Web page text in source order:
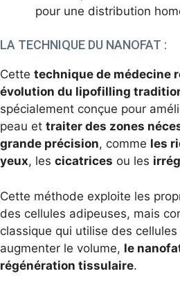
pour une distribution
LA TECHNIQUE DU NANOFAT :
Cette technique de médecine
évolution du lipofilling
spécialement conçue pour
peau et traiter des zones
grande précision, comme les
yeux, les cicatrices ou les
Cette méthode exploite les
des cellules adipeuses, mais
classique qui utilise des
augmenter le volume, le
régénération tissulaire.